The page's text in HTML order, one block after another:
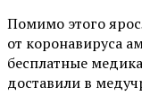
Помимо этого
от коронавируса
бесплатные
доставили в